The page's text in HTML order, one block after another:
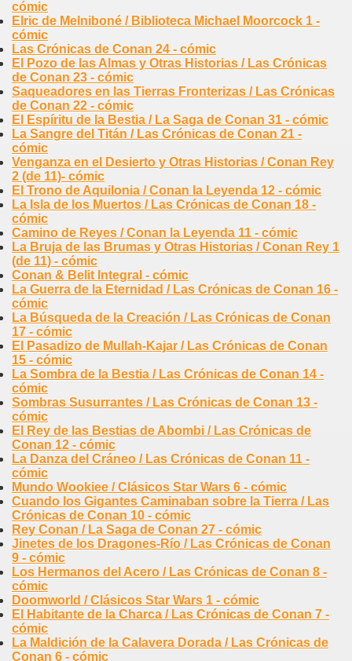
cómic
Elric de Melniboné / Biblioteca Michael Moorcock 1 -
cómic
Las Crónicas de Conan 24 - cómic
El Pozo de las Almas y Otras Historias / Las Crónicas
de Conan 23 - cómic
Saqueadores en las Tierras Fronterizas / Las Crónicas
de Conan 22 - cómic
El Espíritu de la Bestia / La Saga de Conan 31 - cómic
La Sangre del Titán / Las Crónicas de Conan 21 -
cómic
Venganza en el Desierto y Otras Historias / Conan Rey
2 (de 11)- cómic
El Trono de Aquilonia / Conan la Leyenda 12 - cómic
La Isla de los Muertos / Las Crónicas de Conan 18 -
cómic
Camino de Reyes / Conan la Leyenda 11 - cómic
La Bruja de las Brumas y Otras Historias / Conan Rey 1
(de 11) - cómic
Conan & Belit Integral - cómic
La Guerra de la Eternidad / Las Crónicas de Conan 16 -
cómic
La Búsqueda de la Creación / Las Crónicas de Conan
17 - cómic
El Pasadizo de Mullah-Kajar / Las Crónicas de Conan
15 - cómic
La Sombra de la Bestia / Las Crónicas de Conan 14 -
cómic
Sombras Susurrantes / Las Crónicas de Conan 13 -
cómic
El Rey de las Bestias de Abombi / Las Crónicas de
Conan 12 - cómic
La Danza del Cráneo / Las Crónicas de Conan 11 -
cómic
Mundo Wookiee / Clásicos Star Wars 6 - cómic
Cuando los Gigantes Caminaban sobre la Tierra / Las
Crónicas de Conan 10 - cómic
Rey Conan / La Saga de Conan 27 - cómic
Jinetes de los Dragones-Río / Las Crónicas de Conan
9 - cómic
Los Hermanos del Acero / Las Crónicas de Conan 8 -
cómic
Doomworld / Clásicos Star Wars 1 - cómic
El Habitante de la Charca / Las Crónicas de Conan 7 -
cómic
La Maldición de la Calavera Dorada / Las Crónicas de
Conan 6 - cómic